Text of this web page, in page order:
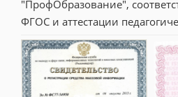
"ПрофОбразование",
ФГОС и аттестации